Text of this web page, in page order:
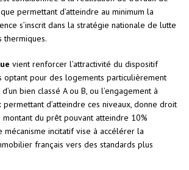
permettant d’atteindre au minimum la
s’inscrit dans la stratégie nationale de lutte
thermiques.
vient renforcer l’attractivité du dispositif
optant pour des logements particulièrement
bien classé A ou B, ou l’engagement à
d’atteindre ces niveaux, donne droit
montant du prêt pouvant atteindre 10%
mécanisme incitatif vise à accélérer la
français vers des standards plus